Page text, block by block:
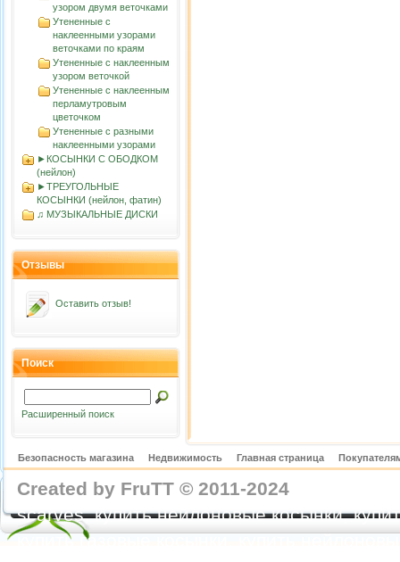
узором двумя веточками
Утененные с
наклеенными узорами
веточками по краям
Утененные с наклеенным
узором веточкой
Утененные с наклеенным
перламутровым
цветочком
Утененные с разными
наклеенными узорами
►КОСЫНКИ С ОБОДКОМ
(нейлон)
►ТРЕУГОЛЬНЫЕ
КОСЫНКИ (нейлон, фатин)
♫ МУЗЫКАЛЬНЫЕ ДИСКИ
Отзывы
Оставить отзыв!
Поиск
Расширенный поиск
Безопасность магазина Недвижимость Главная страница
Created by FruTT © 2011-2024
scarves, купить нейлоновые косынки,
купить газовые косынки, купить